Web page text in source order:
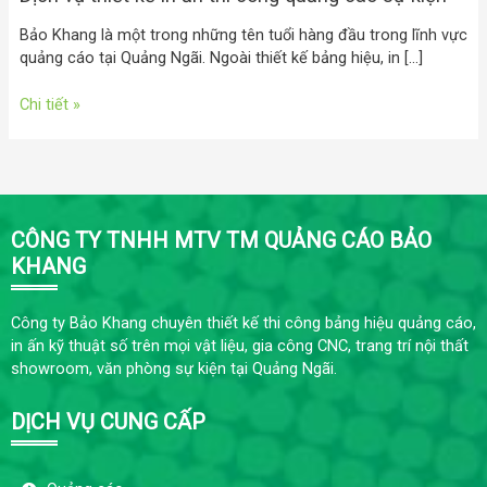
Bảo Khang là một trong những tên tuổi hàng đầu trong lĩnh vực
quảng cáo tại Quảng Ngãi. Ngoài thiết kế bảng hiệu, in […]
Chi tiết »
CÔNG TY TNHH MTV TM QUẢNG CÁO BẢO
KHANG
Công ty Bảo Khang chuyên thiết kế thi công bảng hiệu quảng cáo,
in ấn kỹ thuật số trên mọi vật liệu, gia công CNC, trang trí nội thất
showroom, văn phòng sự kiện tại Quảng Ngãi.
DỊCH VỤ CUNG CẤP